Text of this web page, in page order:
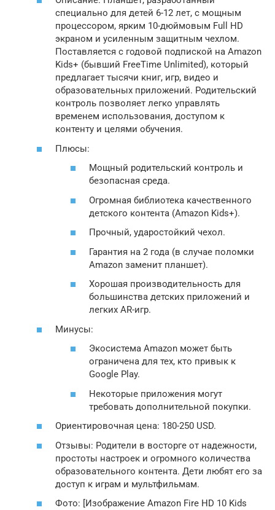
специально для детей 6-12 лет, с мощным
процессором, ярким 10-дюймовым Full HD
экраном и усиленным защитным чехлом.
Поставляется с годовой подпиской на Amazon
Kids+ (бывший FreeTime Unlimited), который
предлагает тысячи книг, игр, видео и
образовательных приложений. Родительский
контроль позволяет легко управлять
временем использования, доступом к
контенту и целями обучения.
Плюсы:
Мощный родительский контроль и
безопасная среда.
Огромная библиотека качественного
детского контента (Amazon Kids+).
Прочный, ударостойкий чехол.
Гарантия на 2 года (в случае поломки
Amazon заменит планшет).
Хорошая производительность для
большинства детских приложений и
легких AR-игр.
Минусы:
Экосистема Amazon может быть
ограничена для тех, кто привык к
Google Play.
Некоторые приложения могут
требовать дополнительной покупки.
Ориентировочная цена: 180-250 USD.
Отзывы: Родители в восторге от надежности,
простоты настроек и огромного количества
образовательного контента. Дети любят его за
доступ к играм и мультфильмам.
Фото: [Изображение Amazon Fire HD 10 Kids